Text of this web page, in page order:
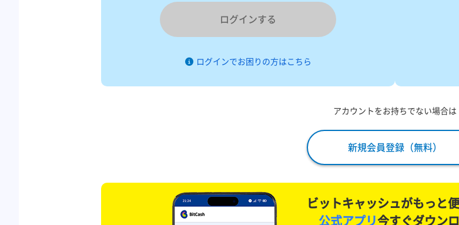
ログインする
ログインでお困りの方はこちら
アカウントをお持ちでない場合は
新規会員登録（無料）
ビットキャッシュがもっと
公式アプリ今すぐダウン